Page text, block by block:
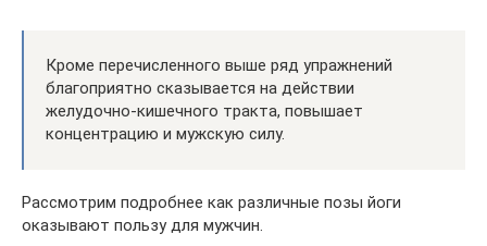
Кроме перечисленного выше ряд упражнений
благоприятно сказывается на действии
желудочно-кишечного тракта, повышает
концентрацию и мужскую силу.
Рассмотрим подробнее как различные позы йоги
оказывают пользу для мужчин.